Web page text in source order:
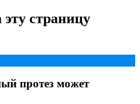
страницу
протез может